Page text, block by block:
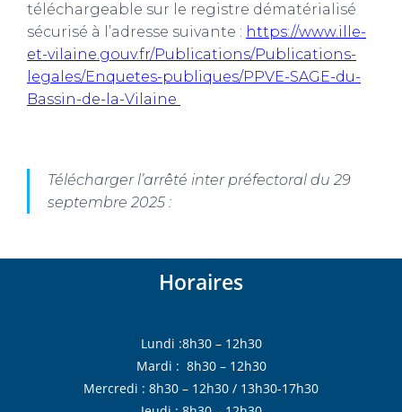
téléchargeable sur le registre dématérialisé
sécurisé à l’adresse suivante : https://www.ille-
et-vilaine.gouv.fr/Publications/Publications-
legales/Enquetes-publiques/PPVE-SAGE-du-
Bassin-de-la-Vilaine
Télécharger l’arrêté inter préfectoral du 29
septembre 2025 :
Horaires
Lundi :8h30 – 12h30
Mardi : 8h30 – 12h30
Mercredi : 8h30 – 12h30 / 13h30-17h30